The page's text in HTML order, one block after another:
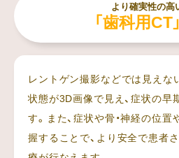
より確実性の高
「歯科用CT」
レントゲン撮影などでは見えな
状態が3D画像で見え、症状の早
す。また、症状や骨・神経の位
握することで、より安全で患者